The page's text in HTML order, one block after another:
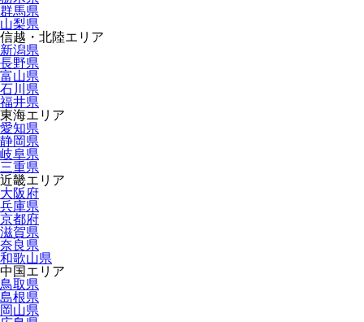
群馬県
山梨県
信越・北陸エリア
新潟県
長野県
富山県
石川県
福井県
東海エリア
愛知県
静岡県
岐阜県
三重県
近畿エリア
大阪府
兵庫県
京都府
滋賀県
奈良県
和歌山県
中国エリア
鳥取県
島根県
岡山県